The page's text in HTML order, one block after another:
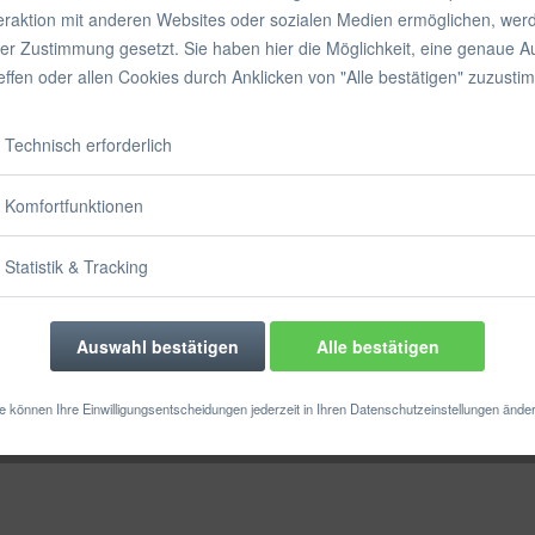
mit anderen Websites oder sozialen Medien ermöglichen,
Zustimmung gesetzt. Sie haben hier die Möglichkeit, eine genaue
oder allen Cookies durch Anklicken von "Alle bestätigen"
Technisch erforderlich
Komfortfunktionen
Statistik & Tracking
Auswahl bestätigen Alle bestätigen
können Ihre Einwilligungsentscheidungen jederzeit in Ihren Datenschutzeinstellungen
inkl. MwSt.
Sofort
Farbe:
Größe: